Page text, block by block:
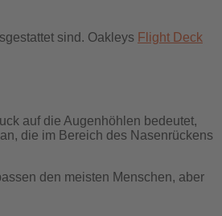
sind. Oakleys Flight Deck
auf die Augenhöhlen bedeutet,
die im Bereich des Nasenrückens
den meisten Menschen, aber